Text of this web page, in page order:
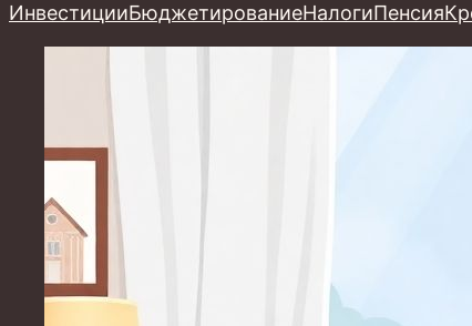
ИнвестицииБюджетированиеНалогиПенсия